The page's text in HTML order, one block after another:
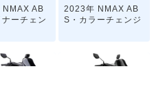
AB
ーチェン
2023年 NMAX AB
S・カラーチェンジ